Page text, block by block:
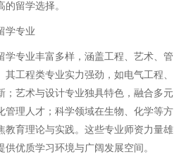
留学选择。
学专业
学专业丰富多样，涵盖工程、艺术、管
工程类专业实力强劲，如电气工程、
；艺术与设计专业独具特色，融合多元
管理人才；科学领域在生物、化学等方
教育理论与实践。这些专业师资力量雄
优质学习环境与广阔发展空间。